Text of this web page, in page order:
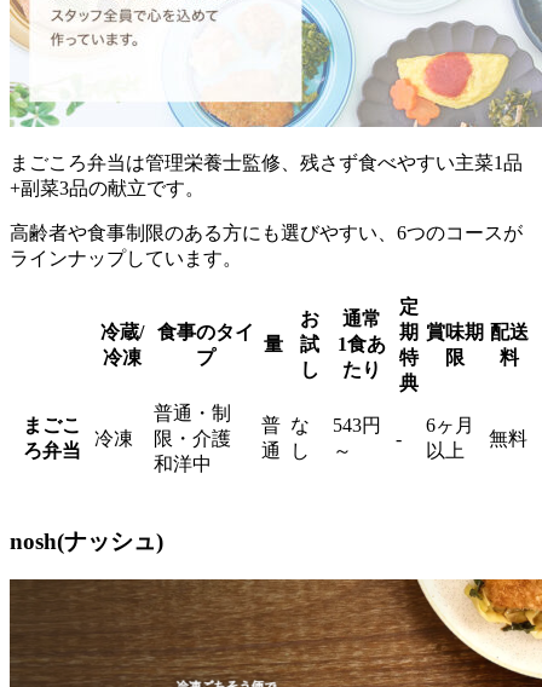
まごころ弁当は管理栄養士監修、残さず食べやすい主菜1品
+副菜3品の献立です。
高齢者や食事制限のある方にも選びやすい、6つのコースが
ラインナップしています。
冷蔵/
冷凍
食事のタイ
プ
量
お
試
し
通常
1食あ
たり
定
期
特
典
賞味期
限
配送
料
まごこ
ろ弁当
冷凍
普通・制
限・介護
和洋中
普
通
な
し
543円
～
-
6ヶ月
以上
無料
nosh(ナッシュ)